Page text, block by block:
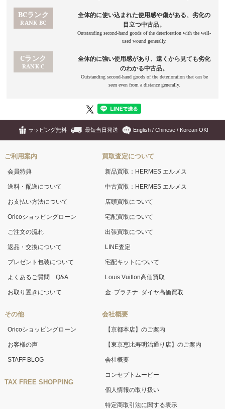
ラッピング無料 最短当日発送 English / Chinese / Korean OK!
ご利用案内
会員特典
送料・配送について
お支払い方法について
Oricoショッピングローン
ご注文の流れ
返品・交換について
プレゼント包装について
よくあるご質問 Q&A
お取り置きについて
その他
Oricoショッピングローン
お客様の声
STAFF BLOG
TAX FREE SHOPPING
買取査定について
新品買取：HERMES エルメス
中古買取：HERMES エルメス
店頭買取について
宅配買取について
出張買取について
LINE査定
宅配キットについて
Louis Vuitton高価買取
金･プラチナ･ダイヤ高価買取
会社概要
【京都本店】のご案内
【東京恵比寿明治通り店】のご案内
会社概要
コンセプトムービー
個人情報の取り扱い
特定商取引法に関する表示